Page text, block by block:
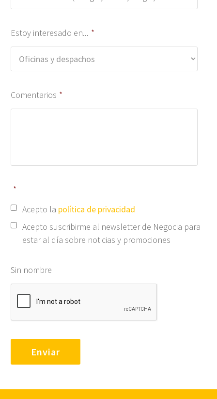
Estoy interesado en... *
Comentarios *
*
Acepto la política de privacidad
Acepto suscribirme al newsletter de Negocia para
estar al día sobre noticias y promociones
Sin nombre